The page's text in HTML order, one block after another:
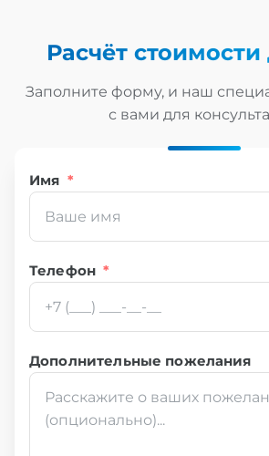
Расчёт стоимости
Заполните форму, и наш
с вами для
Имя *
Телефон *
Дополнительные пожелания